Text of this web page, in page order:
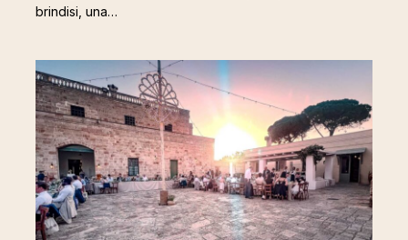
brindisi, una…
La
corte,
dove
tutto
prende
vita